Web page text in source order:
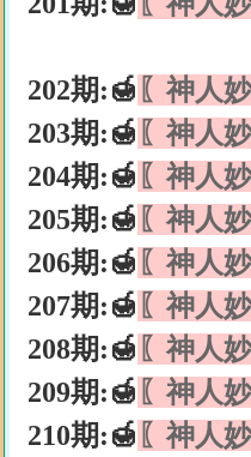
202期:🍯 〖神人妙
203期:🍯 〖神人妙
204期:🍯 〖神人妙
205期:🍯 〖神人妙
206期:🍯 〖神人妙
207期:🍯 〖神人妙
208期:🍯 〖神人妙
209期:🍯 〖神人妙
210期:🍯 〖神人妙